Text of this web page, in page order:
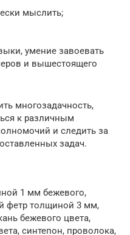
мыслить;
умение завоевать
и вышестоящего
многозадачность,
к различным
и следить за
задач.
1 мм бежевого,
фетр толщиной 3 мм,
бежевого цвета,
синтепон, проволока,